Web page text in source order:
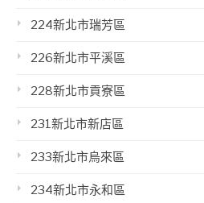
224新北市瑞芳區
226新北市平溪區
228新北市貢寮區
231新北市新店區
233新北市烏來區
234新北市永和區